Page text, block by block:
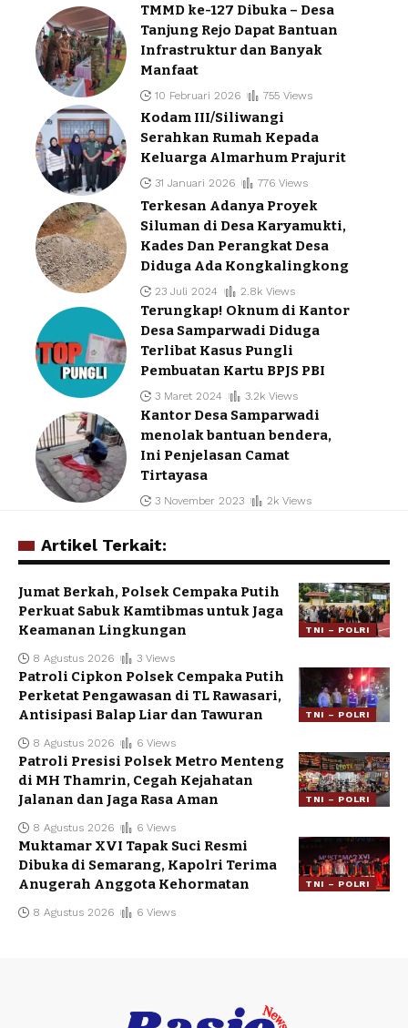
TMMD ke-127 Dibuka – Desa
Tanjung Rejo Dapat Bantuan
Infrastruktur dan Banyak
Manfaat
10 Februari 2026 755 Views
Kodam III/Siliwangi
Serahkan Rumah Kepada
Keluarga Almarhum Prajurit
31 Januari 2026 776 Views
Terkesan Adanya Proyek
Siluman di Desa Karyamukti,
Kades Dan Perangkat Desa
Diduga Ada Kongkalingkong
23 Juli 2024 2.8k Views
Terungkap! Oknum di Kantor
Desa Samparwadi Diduga
Terlibat Kasus Pungli
Pembuatan Kartu BPJS PBI
3 Maret 2024 3.2k Views
Kantor Desa Samparwadi
menolak bantuan bendera,
Ini Penjelasan Camat
Tirtayasa
3 November 2023 2k Views
Artikel Terkait:
TNI – POLRI
Jumat Berkah, Polsek Cempaka Putih
Perkuat Sabuk Kamtibmas untuk Jaga
Keamanan Lingkungan
8 Agustus 2026 3 Views
TNI – POLRI
Patroli Cipkon Polsek Cempaka Putih
Perketat Pengawasan di TL Rawasari,
Antisipasi Balap Liar dan Tawuran
8 Agustus 2026 6 Views
TNI – POLRI
Patroli Presisi Polsek Metro Menteng
di MH Thamrin, Cegah Kejahatan
Jalanan dan Jaga Rasa Aman
8 Agustus 2026 6 Views
TNI – POLRI
Muktamar XVI Tapak Suci Resmi
Dibuka di Semarang, Kapolri Terima
Anugerah Anggota Kehormatan
8 Agustus 2026 6 Views